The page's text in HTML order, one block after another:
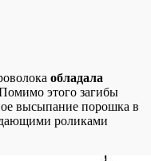
обладала
этого загибы
высыпание порошка в
роликами